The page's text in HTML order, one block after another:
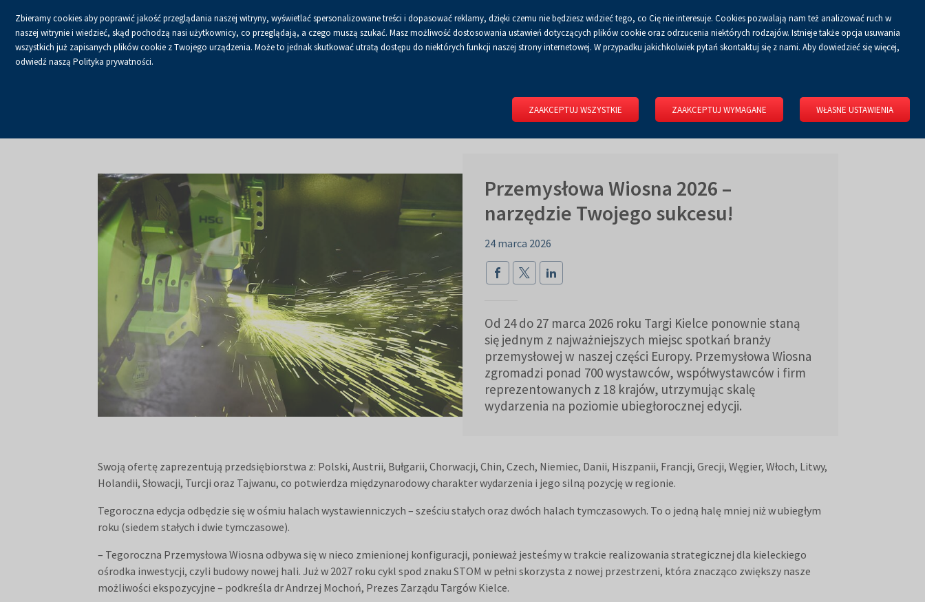
ACzcionka
domyślna
A+ Czcionka
powiększona
A++Czcionka
największa
A
Włącz
tryb
Włącz
wersję
RSS Dla mediów BIP Polityka prywatności ZALOGUJ SIĘ 0.00 zł Koszyk
Przemysłowa Wiosna 2026 –
narzędzie Twojego sukcesu!
24 marca 2026
Od 24 do 27 marca 2026 roku Targi Kielce ponownie staną
się jednym z najważniejszych miejsc spotkań branży
przemysłowej w naszej części Europy. Przemysłowa Wiosna
zgromadzi ponad 700 wystawców, współwystawców i firm
reprezentowanych z 18 krajów, utrzymując skalę
wydarzenia na poziomie ubiegłorocznej edycji.
Swoją ofertę zaprezentują przedsiębiorstwa z: Polski, Austrii, Bułgarii, Chorwacji, Chin, Czech, Niemiec, Danii, Hiszpanii, Francji, Grecji, Węgier, Włoch, Litwy,
Holandii, Słowacji, Turcji oraz Tajwanu, co potwierdza międzynarodowy charakter wydarzenia i jego silną pozycję w regionie.
Tegoroczna edycja odbędzie się w ośmiu halach wystawienniczych – sześciu stałych oraz dwóch halach tymczasowych. To o jedną halę mniej niż w ubiegłym
roku (siedem stałych i dwie tymczasowe).
– Tegoroczna Przemysłowa Wiosna odbywa się w nieco zmienionej konfiguracji, ponieważ jesteśmy w trakcie realizowania strategicznej dla kieleckiego
ośrodka inwestycji, czyli budowy nowej hali. Już w 2027 roku cykl spod znaku STOM w pełni skorzysta z nowej przestrzeni, która znacząco zwiększy nasze
możliwości ekspozycyjne – podkreśla dr Andrzej Mochoń, Prezes Zarządu Targów Kielce.
Zbieramy cookies aby poprawić jakość przeglądania naszej witryny, wyświetlać spersonalizowane treści i dopasować reklamy, dzięki czemu nie będziesz widzieć tego, co Cię nie interesuje. Cookies pozwalają nam też analizować ruch w
naszej witrynie i wiedzieć, skąd pochodzą nasi użytkownicy, co przeglądają, a czego muszą szukać. Masz możliwość dostosowania ustawień dotyczących plików cookie oraz odrzucenia niektórych rodzajów. Istnieje także opcja usuwania
wszystkich już zapisanych plików cookie z Twojego urządzenia. Może to jednak skutkować utratą dostępu do niektórych funkcji naszej strony internetowej. W przypadku jakichkolwiek pytań skontaktuj się z nami. Aby dowiedzieć się więcej,
odwiedź naszą Polityka prywatności.
ZAAKCEPTUJ WSZYSTKIE ZAAKCEPTUJ WYMAGANE WŁASNE USTAWIENIA